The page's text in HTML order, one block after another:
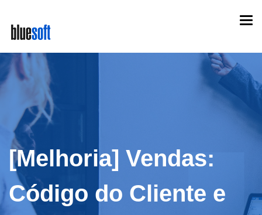
main
content
[Melhoria] Vendas:
Código do Cliente e